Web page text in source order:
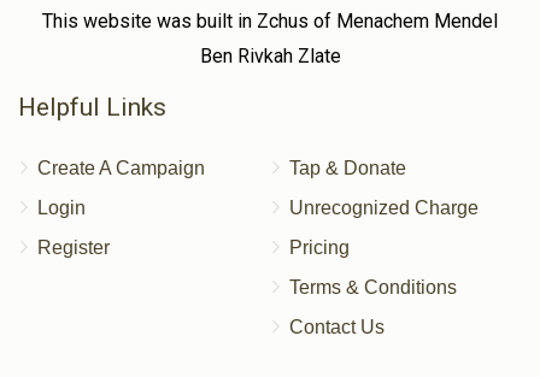
This website was built in Zchus of Menachem Mendel
Ben Rivkah Zlate
Helpful Links
Create A Campaign
Login
Register
Tap & Donate
Unrecognized Charge
Pricing
Terms & Conditions
Contact Us